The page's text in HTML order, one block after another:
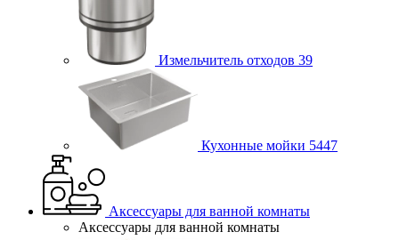
Измельчитель отходов 39
Кухонные мойки 5447
Аксессуары для ванной комнаты
Аксессуары для ванной комнаты